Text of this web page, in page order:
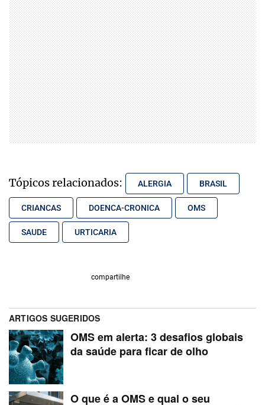
Tópicos relacionados: ALERGIA BRASIL
CRIANCAS DOENCA-CRONICA OMS
SAUDE URTICARIA
compartilhe